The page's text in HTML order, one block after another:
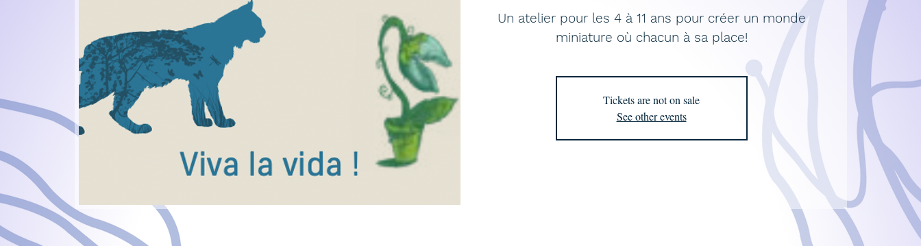
Un atelier pour les 4 à 11 ans pour créer un monde
miniature où chacun à sa place!
Tickets are not on sale
See other events